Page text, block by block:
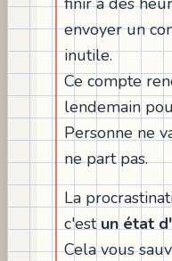
envoyer un
inutile.
Ce compte
lendemain
Personne ne
ne part pas.
La
c'estun état
Cela vous